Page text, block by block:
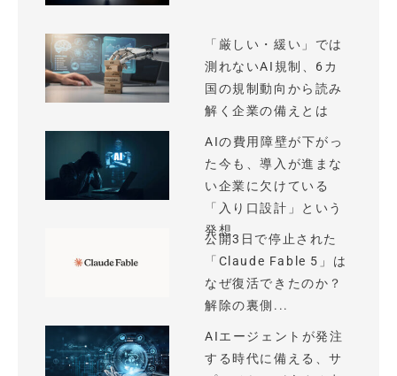
「厳しい・緩い」では
測れないAI規制、6カ
国の規制動向から読み
解く企業の備えとは
AIの費用障壁が下がっ
た今も、導入が進まな
い企業に欠けている
「入り口設計」という
発想
公開3日で停止された
「Claude Fable 5」は
なぜ復活できたのか？
解除の裏側...
AIエージェントが発注
する時代に備える、サ